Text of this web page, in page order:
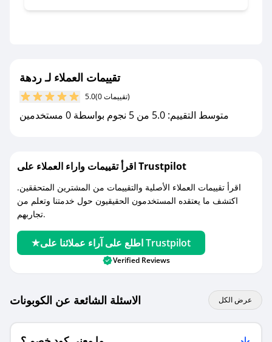
مع صحصح، تسوق بذكاء ووفّر على كل مشترياتك مع
تقييمات العملاء لـ ردهة
5.0 (0 تقييمات)
متوسط التقييم: 5.0 من 5 نجوم بواسطة 0 مستخدمين
اقرأ تقييمات واراء العملاء على Trustpilot
اقرأ تقييمات العملاء الأصلية والتقييمات من المشترين المتحققين.
اكتشف ما يعتقده المستخدمون الحقيقيون حول خدمتنا وتعلم من
تجاربهم.
اطلع على آراء عملائنا على Trustpilot
Verified Reviews
الاسئلة الشائعة عن الكوبونات عرض الكل